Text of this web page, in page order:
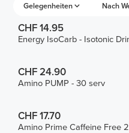
Gelegenheiten Nach
CHF 14.95
Energy IsoCarb - Isotonic
CHF 24.90
Amino PUMP - 30 serv
CHF 17.70
Amino Prime Caffeine Free